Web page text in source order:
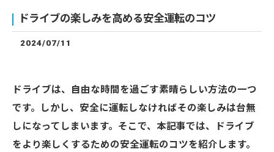
ドライブの楽しみを高める安全運転のコツ
2024/07/11
ドライブは、自由な時間を過ごす素晴らしい方法の一つ
です。しかし、安全に運転しなければその楽しみは台無
しになってしまいます。そこで、本記事では、ドライブ
をより楽しくするための安全運転のコツを紹介します。